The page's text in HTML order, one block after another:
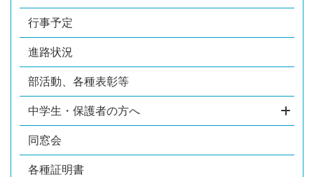
行事予定
進路状況
部活動、各種表彰等
中学生・保護者の方へ
同窓会
各種証明書